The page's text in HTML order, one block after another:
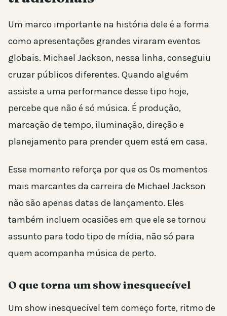
Um marco importante na história dele é a forma
como apresentações grandes viraram eventos
globais. Michael Jackson, nessa linha, conseguiu
cruzar públicos diferentes. Quando alguém
assiste a uma performance desse tipo hoje,
percebe que não é só música. É produção,
marcação de tempo, iluminação, direção e
planejamento para prender quem está em casa.
Esse momento reforça por que os Os momentos
mais marcantes da carreira de Michael Jackson
não são apenas datas de lançamento. Eles
também incluem ocasiões em que ele se tornou
assunto para todo tipo de mídia, não só para
quem acompanha música de perto.
O que torna um show inesquecível
Um show inesquecível tem começo forte, ritmo de